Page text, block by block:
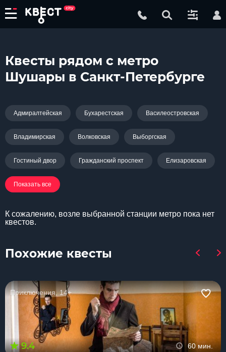
Квесты рядом с метро
Шушары в Санкт-Петербурге
Адмиралтейская Бухарестская Василеостровская
Владимирская Волковская Выборгская
Гостиный двор Гражданский проспект Елизаровская
Показать все
К сожалению, возле выбранной станции метро пока нет
квестов.
Похожие квесты
Приключения, 14+
9.4 60 мин.